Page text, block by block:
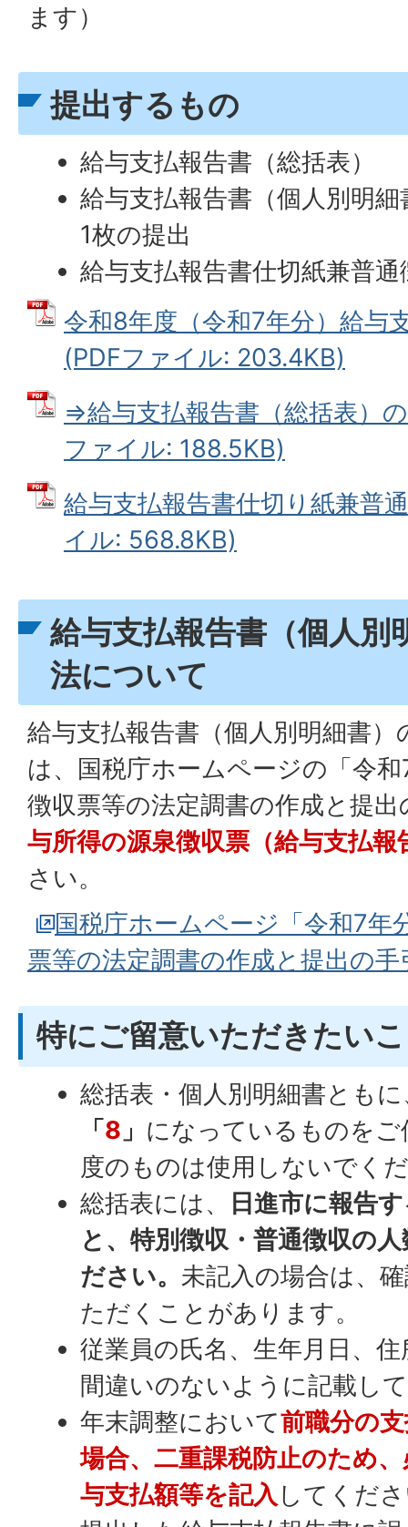
ます）
提出するもの
給与支払報告書（総括表）
給与支払報告書（個人別明
1枚の提出
給与支払報告書仕切紙兼普
令和8年度（令和7年分）給与
(PDFファイル: 203.4KB)
⇒給与支払報告書（総括表）
ファイル: 188.5KB)
給与支払報告書仕切り紙兼普
イル: 568.8KB)
給与支払報告書（個人別
法について
給与支払報告書（個人別明細書
は、国税庁ホームページの「令
徴収票等の法定調書の作成と提
与所得の源泉徴収票（給与支払報
さい。
国税庁ホームページ「令和7年
票等の法定調書の作成と提出の手
特にご留意いただきたい
総括表・個人別明細書とも
「8 」 になっているものを
度のものは使用しないでく
総括表には、
日進市に報告
と、特別徴収・普通徴収の
ださい。未記入の場合は、
ただくことがあります。
従業員の氏名、生年月日、
間違いのないように記載し
年末調整において前職分の
場合、二重課税防止のため
与支払額等を記入 してくだ